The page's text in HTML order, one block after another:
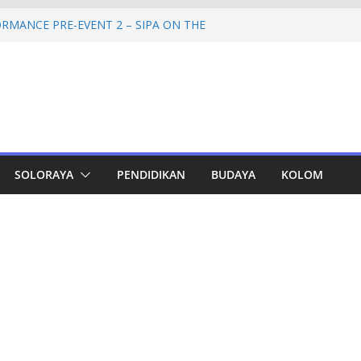
PRE-EVENT 2 – SIPA ON THE
Tampung 2.692 Siswa, Taj Yasin:
Cadangan Rp1,2 Triliun untuk Pilgub
Mulai 2027
SPEM Akan Disidangkan
SOLORAYA PENDIDIKAN BUDAYA KOLOM